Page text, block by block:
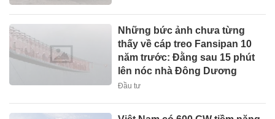
Những bức ảnh chưa từng
thấy về cáp treo Fansipan 10
năm trước: Đằng sau 15 phút
lên nóc nhà Đông Dương
Đầu tư